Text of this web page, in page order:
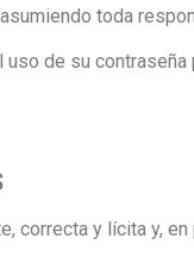
toda
de su
correcta y lícita y,